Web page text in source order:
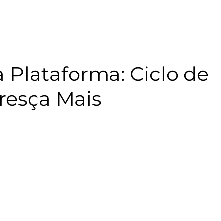
Plataforma: Ciclo de
Mais